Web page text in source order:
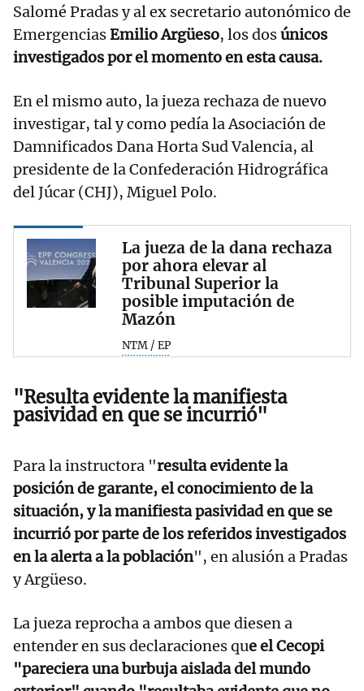
Salomé Pradas y al ex secretario autonómico de
EmergenciasEmilio Argüeso, los dosúnicos
investigados por el momento en esta causa.
En el mismo auto, la jueza rechaza de nuevo
investigar, tal y como pedía la Asociación de
Damnificados Dana Horta Sud Valencia, al
presidente de la Confederación Hidrográfica
del Júcar (CHJ), Miguel Polo.
La jueza de la dana rechaza
por ahora elevar al
Tribunal Superior la
posible imputación de
Mazón
NTM / EP
"Resulta evidente la manifiesta
pasividad en que se incurrió"
Para la instructora "resulta evidente la
posición de garante, el conocimiento de la
situación, y la manifiesta pasividad en que se
incurrió por parte de los referidos investigados
en la alerta a la población", en alusión a Pradas
y Argüeso.
La jueza reprocha a ambos que diesen a
entender en sus declaraciones que el Cecopi
"pareciera una burbuja aislada del mundo